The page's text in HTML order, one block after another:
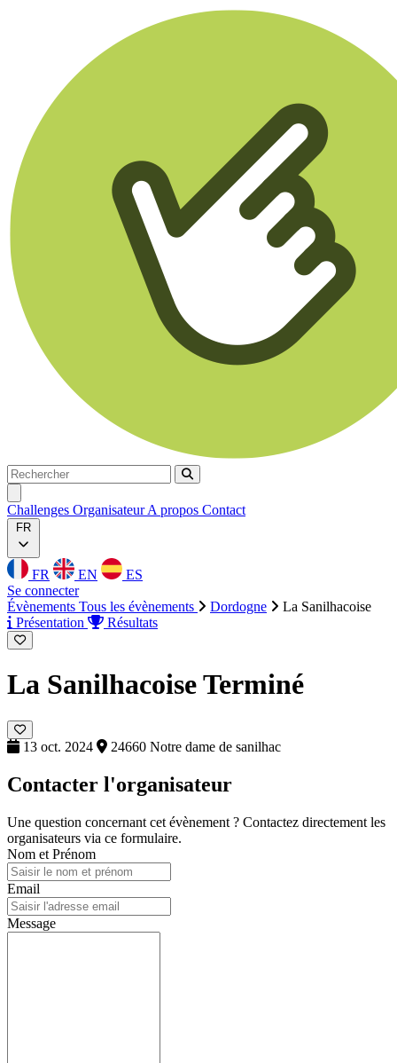
Rechercher
Rechercher
Challenges OrganisateurA propos Contact
FR
FR EN
ES
Se connecter
Évènements Tous les évènements Dordogne
La Sanilhacoise
Présentation
Résultats
La SanilhacoiseTerminé
13 oct. 2024 24660 Notre dame de sanilhac
Contacter l'organisateur
Une question concernant cet évènement ? Contactez directement les
organisateurs via ce formulaire.
Nom et Prénom
Email
Message